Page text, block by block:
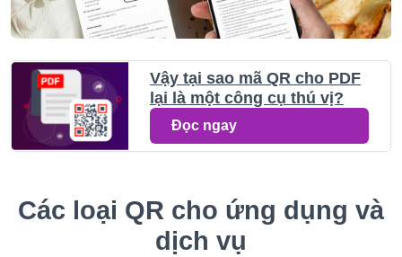
Vậy tại sao mã QR cho PDF
lại là một công cụ thú vị?
Đọc ngay
Các loại QR cho ứng dụng và
dịch vụ